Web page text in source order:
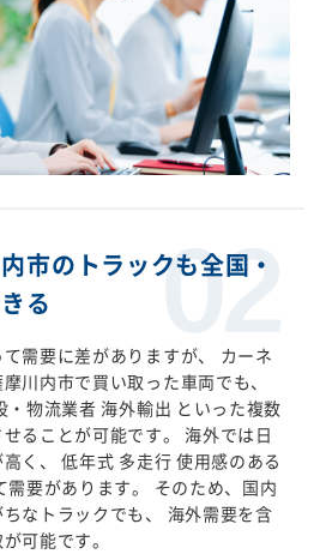
市のトラックも全国・
る
需要に差がありますが、 カーネ
川内市で買い取った車両でも、
・物流業者 海外輸出 といった複数
ることが可能です。 海外では日
く、 低年式 多走行 使用感のある
需要があります。 そのため、国内
なトラックでも、 海外需要を含
可能です。